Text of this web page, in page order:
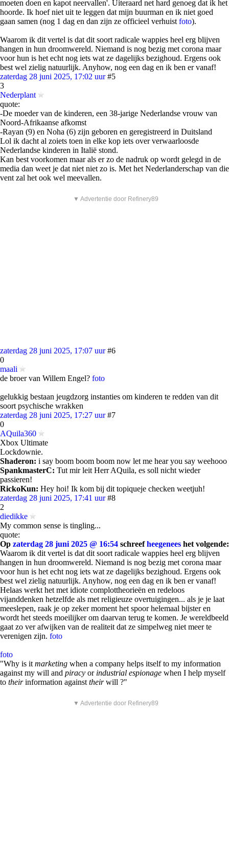
moeten doen en kapot neervallen'. Uiteraard net hard genoeg dat ik het
hoorde. Ik hoef niet uit te leggen dat mijn buurman en ik niet goed
gaan samen (nog 1 dag en dan zijn ze officieel verhuist foto).
Waarom ik dit vertel is dat dit soort radicale wappies heel erg blijven
hangen in hun droomwereld. Niemand is nog bezig met corona maar
voor hun is het echt nog iets wat ze dagelijks bezighoud. Ergens ook
best wel zielig natuurlijk. Anyhow, nog een dag en ik ben er vanaf!
zaterdag 28 juni 2025, 17:02 uur #5
3
Nederplant
quote:
-De moeder van de kinderen, een 38-jarige Nederlandse vrouw van
Noord-Afrikaanse afkomst
-Rayan (9) en Noha (6) zijn geboren en geregistreerd in Duitsland
Lol ik dacht al zoiets toen in elke kop iets over verwaarloosde
Nederlandse kinderen in Italië stond.
Kan best voorkomen maar als er zo de nadruk op wordt gelegd in de
media dan weet je dat niet niet zo is. Met het Nederlanderschap van die
vent zal het ook wel meevallen.
▼ Advertentie door Refinery89
zaterdag 28 juni 2025, 17:07 uur #6
0
maali
de broer van Willem Engel? foto
gelukkig bestaan jeugdzorg instanties om kinderen te redden van dit
soort psychische wrakken
zaterdag 28 juni 2025, 17:27 uur #7
0
AQuila360
Xbox Ultimate
Lockdownie.
Shaderon: i say boom boom boom now let me hear you say weehooo
SpankmasterC: Tut mir leit Herr AQuila, es soll nicht wieder
passieren!
RickoKun: Hey hoi! Ik kom bij dit topiqueje checken weetjuh!
zaterdag 28 juni 2025, 17:41 uur #8
2
diedikke
My common sense is tingling...
quote:
Op zaterdag 28 juni 2025 @ 16:54 schreefheegenees het volgende:
Waarom ik dit vertel is dat dit soort radicale wappies heel erg blijven
hangen in hun droomwereld. Niemand is nog bezig met corona maar
voor hun is het echt nog iets wat ze dagelijks bezighoud. Ergens ook
best wel zielig natuurlijk. Anyhow, nog een dag en ik ben er vanaf!
Helaas werkt het met idiote complottheorieën en redeloos
vijanddenken hetzelfde als met religieuze overtuigingen... als je je laat
meeslepen, raak je op zeker moment het spoor helemaal bijster en
wordt het steeds moeilijker om daarvan terug te komen. Je wereldbeeld
gaat zo ver afwijken van de realiteit dat ze simpelweg niet meer te
verenigen zijn. foto
foto
"Why is it marketing when a company helps itself to my information
against my will and piracy or industrial espionage when I help myself
to theirinformation against theirwill ?"
▼ Advertentie door Refinery89